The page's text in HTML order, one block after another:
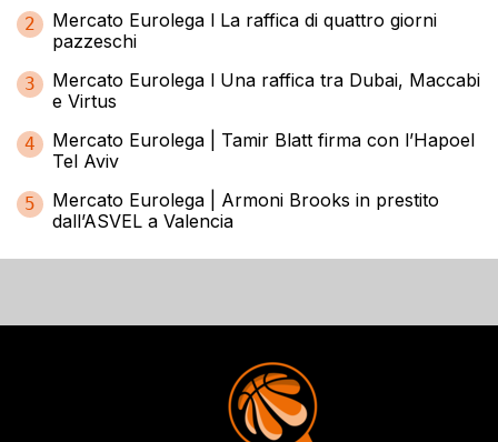
2
Mercato Eurolega l La raffica di quattro giorni
pazzeschi
3
Mercato Eurolega l Una raffica tra Dubai, Maccabi
e Virtus
4
Mercato Eurolega | Tamir Blatt firma con l’Hapoel
Tel Aviv
5
Mercato Eurolega | Armoni Brooks in prestito
dall’ASVEL a Valencia